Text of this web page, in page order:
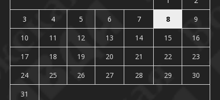
3
4 5 6 7 8
9
10
11 12 13 14 15
16
17
18 19 20 21 22
23
24
25 26 27 28 29
30
31